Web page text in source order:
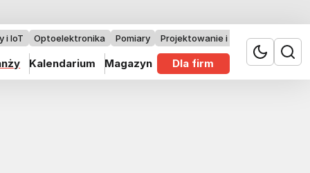
i IoT Optoelektronika Pomiary Projektowanie i badania
Kalendarium Magazyn Dla firm